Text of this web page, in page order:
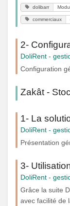
dolibarr
commerciaux
2-
DoliRent -
Configuration
Zakât -
1- La
DoliRent -
Présentation
3-
DoliRent -
Grâce la suite
avec facilité de